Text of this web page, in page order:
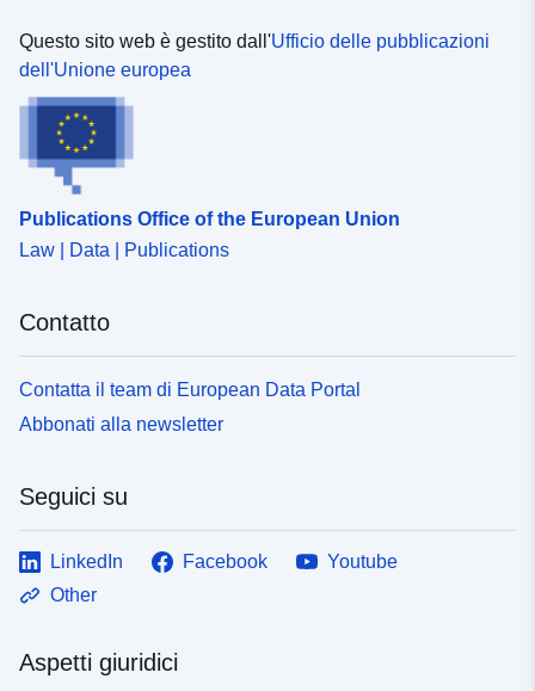
Questo sito web è gestito dall'Ufficio delle pubblicazioni
dell'Unione europea
Publications Office of the European Union
Law | Data | Publications
Contatto
Contatta il team di European Data Portal
Abbonati alla newsletter
Seguici su
LinkedIn Facebook
Youtube
Other
Aspetti giuridici